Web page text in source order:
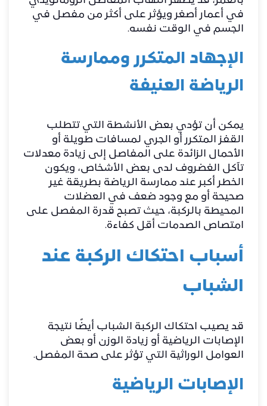
في أعمار أصغر ويؤثر على أكثر من مفصل في
الجسم في الوقت نفسه.
الإجهاد المتكرر وممارسة
الرياضة العنيفة
يمكن أن تؤدي بعض الأنشطة التي تتطلب
القفز المتكرر أو الجري لمسافات طويلة أو
الأحمال الزائدة على المفاصل إلى زيادة معدلات
تآكل الغضروف لدى بعض الأشخاص، ويكون
الخطر أكبر عند ممارسة الرياضة بطريقة غير
صحيحة أو مع وجود ضعف في العضلات
المحيطة بالركبة، حيث تصبح قدرة المفصل على
امتصاص الصدمات أقل كفاءة.
أسباب احتكاك الركبة عند
الشباب
قد يصيب احتكاك الركبة الشباب أيضًا نتيجة
الإصابات الرياضية أو زيادة الوزن أو بعض
العوامل الوراثية التي تؤثر على صحة المفصل.
الإصابات الرياضية